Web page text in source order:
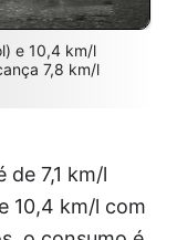
e 10,4 km/l
7,8 km/l
7,1 km/l
10,4 km/l com